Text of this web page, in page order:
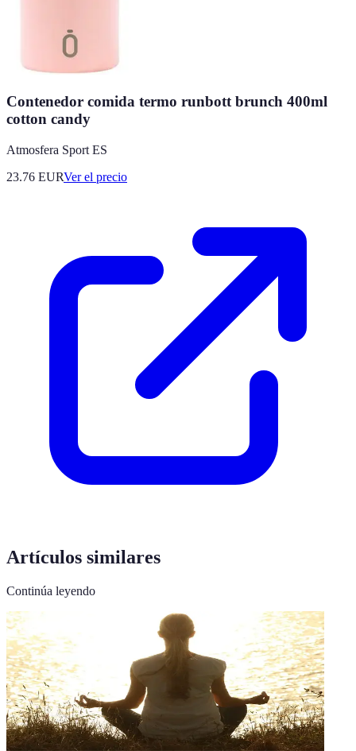
Contenedor comida termo runbott brunch 400ml
cotton candy
Atmosfera Sport ES
23.76 EURVer el precio
Artículos similares
Continúa leyendo